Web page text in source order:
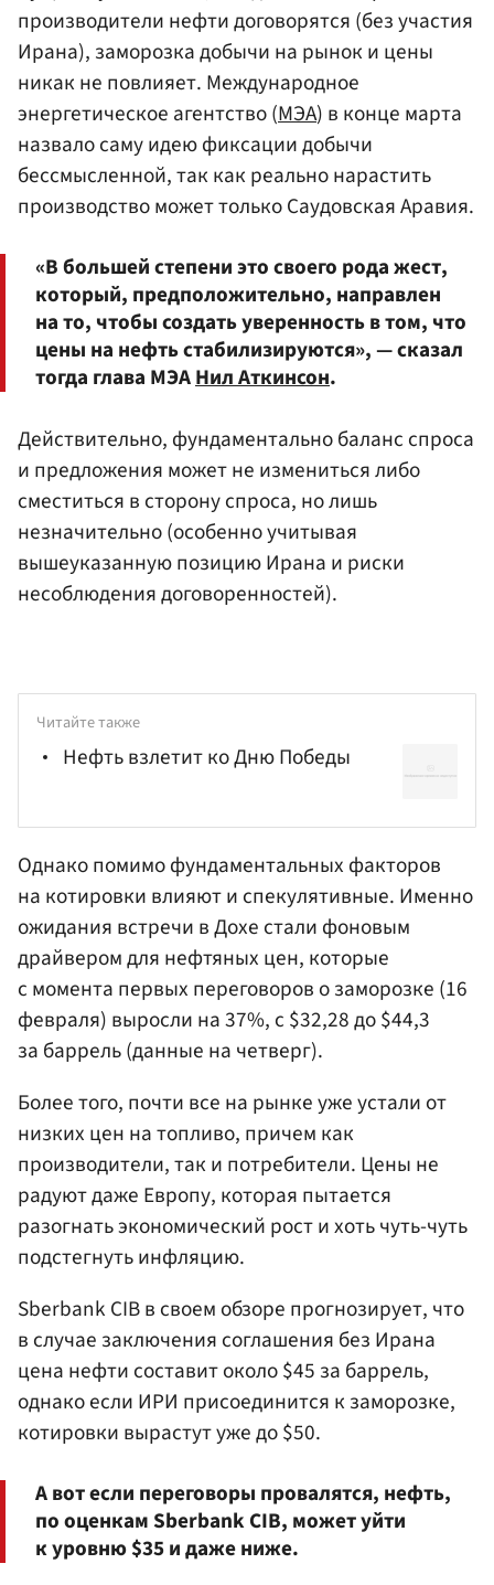
производители нефти договорятся (без участия
Ирана), заморозка добычи на рынок и цены
никак не повлияет. Международное
энергетическое агентство (МЭА) в конце марта
назвало саму идею фиксации добычи
бессмысленной, так как реально нарастить
производство может только Саудовская Аравия.
«В большей степени это своего рода жест,
который, предположительно, направлен
на то, чтобы создать уверенность в том, что
цены на нефть стабилизируются», — сказал
тогда глава МЭАНил Аткинсон.
Действительно, фундаментально баланс спроса
и предложения может не измениться либо
сместиться в сторону спроса, но лишь
незначительно (особенно учитывая
вышеуказанную позицию Ирана и риски
несоблюдения договоренностей).
Читайте также
Нефть взлетит ко Дню Победы
Однако помимо фундаментальных факторов
на котировки влияют и спекулятивные. Именно
ожидания встречи в Дохе стали фоновым
драйвером для нефтяных цен, которые
с момента первых переговоров о заморозке (16
февраля) выросли на 37%, с $32,28 до $44,3
за баррель (данные на четверг).
Более того, почти все на рынке уже устали от
низких цен на топливо, причем как
производители, так и потребители. Цены не
радуют даже Европу, которая пытается
разогнать экономический рост и хоть чуть-чуть
подстегнуть инфляцию.
Sberbank CIB в своем обзоре прогнозирует, что
в случае заключения соглашения без Ирана
цена нефти составит около $45 за баррель,
однако если ИРИ присоединится к заморозке,
котировки вырастут уже до $50.
А вот если переговоры провалятся, нефть,
по оценкам Sberbank CIB, может уйти
к уровню $35 и даже ниже.